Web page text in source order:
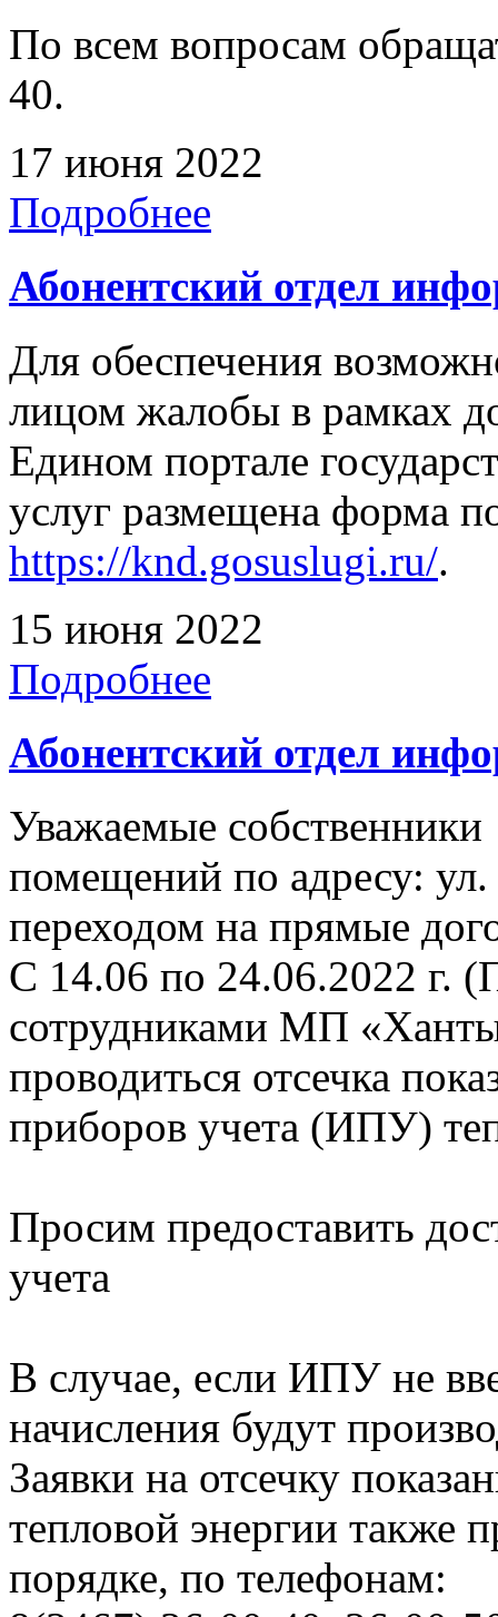
По всем вопросам
40.
17 июня 2022
Подробнее
Абонентский отдел
Для обеспечения
лицом жалобы в рамках
Едином портале
услуг размещена форма
https://knd.gosuslugi.ru/.
15 июня 2022
Подробнее
Абонентский отдел
Уважаемые
помещений по адресу:
переходом на прямые
С 14.06 по 24.06.2022 г.
сотрудниками МП
проводиться отсечка
приборов учета (ИПУ)
Просим предоставить
учета
В случае, если ИПУ не
начисления будут
Заявки на отсечку
тепловой энергии также
порядке, по телефонам: